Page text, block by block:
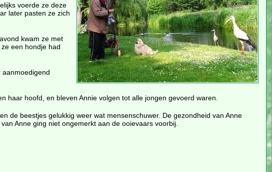
voerde ze deze
later pasten ze zich
kwam ze met
een hondje had
aanmoedigend
haar hoofd, en bleven Annie volgen tot alle jongen gevoerd waren.
de beestjes gelukkig weer wat mensenschuwer. De gezondheid van Anne
Anne ging niet ongemerkt aan de ooievaars voorbij.